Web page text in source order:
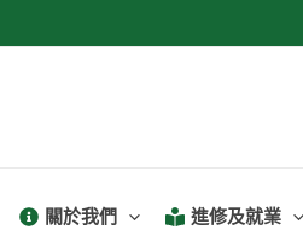
關於我們 進修及就業